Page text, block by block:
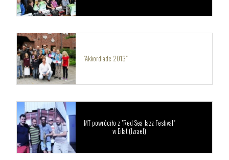
"Akkordiade 2013"
MT powróciło z "Red Sea Jazz Festival"
w Eilat (Izrael)